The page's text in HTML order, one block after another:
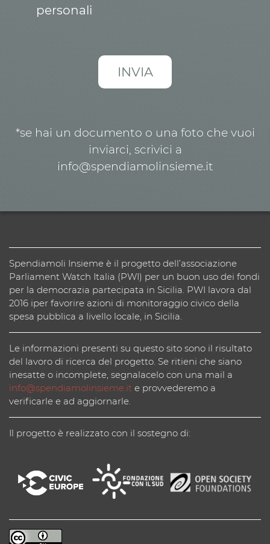
personali
*se hai un documento o una foto che vuoi
inviarci, scrivici a
info@spendiamolinsieme.it
Spendiamoli Insieme è il progetto dell’associazione
Parliament Watch Italia (PWI) per un buon uso dei fondi
per la democrazia partecipata in Sicilia. PWI lavora dal
2016 iper favorire azioni di monitoraggio civico della
spesa pubblica a livello locale, in Sicilia.
Le informazioni presenti su questo sito sono il risultato
del lavoro di ricerca del progetto. Se ritieni che siano
inesatte o incomplete, segnalacelo con una mail a
info@spendiamolinsieme.it e provvederemo a
verificarle e ad aggiornarle.
Il progetto è realizzato con il sostegno di: